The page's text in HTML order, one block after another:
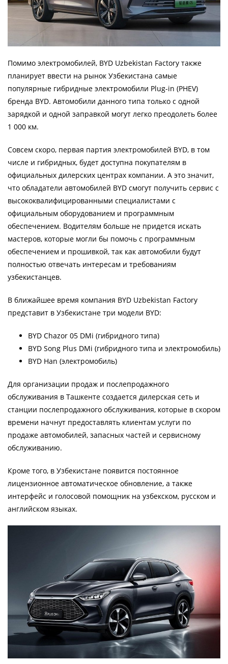
Помимо электромобилей, BYD Uzbekistan Factory также
планирует ввести на рынок Узбекистана самые
популярные гибридные электромобили Plug-in (PHEV)
бренда BYD. Автомобили данного типа только с одной
зарядкой и одной заправкой могут легко преодолеть более
1 000 км.
Совсем скоро, первая партия электромобилей BYD, в том
числе и гибридных, будет доступна покупателям в
официальных дилерских центрах компании. А это значит,
что обладатели автомобилей BYD смогут получить сервис с
высококвалифицированными специалистами с
официальным оборудованием и программным
обеспечением. Водителям больше не придется искать
мастеров, которые могли бы помочь с программным
обеспечением и прошивкой, так как автомобили будут
полностью отвечать интересам и требованиям
узбекистанцев.
В ближайшее время компания BYD Uzbekistan Factory
представит в Узбекистане три модели BYD:
BYD Chazor 05 DMi (гибридного типа)
BYD Song Plus DMi (гибридного типа и электромобиль)
BYD Han (электромобиль)
Для организации продаж и послепродажного
обслуживания в Ташкенте создается дилерская сеть и
станции послепродажного обслуживания, которые в скором
времени начнут предоставлять клиентам услуги по
продаже автомобилей, запасных частей и сервисному
обслуживанию.
Кроме того, в Узбекистане появится постоянное
лицензионное автоматическое обновление, а также
интерфейс и голосовой помощник на узбекском, русском и
английском языках.